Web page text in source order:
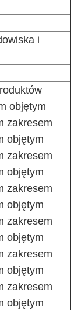
i
objętym
zakresem
objętym
zakresem
objętym
zakresem
objętym
zakresem
objętym
zakresem
objętym
zakresem
objętym